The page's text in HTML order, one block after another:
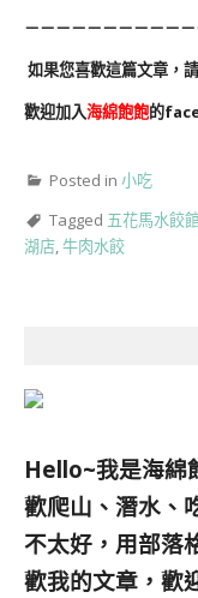
－－－－－－－－－－
如果您喜歡這篇文章，
歡迎加入海綿飽飽的
Posted in 小吃
Tagged 五花馬水餃
湖店 牛肉水餃
Hello~我是海綿
歡爬山、潛水、
不太好，用部落
歡我的文章，歡